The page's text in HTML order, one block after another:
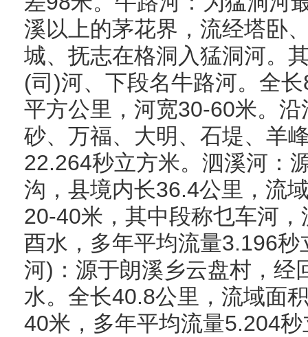
溪以上的茅花界，流经塔卧
城、抚志在格洞入猛洞河。
(司)河、下段名牛路河。全
平方公里，河宽30-60米。
砂、万福、大明、石堤、羊
22.264秒立方米。泗溪河：
沟，县境内长36.4公里，流
20-40米，其中段称乜车河
酉水，多年平均流量3.196
河)：源于朗溪乡云盘村，经
水。全长40.8公里，流域面
40米，多年平均流量5.204